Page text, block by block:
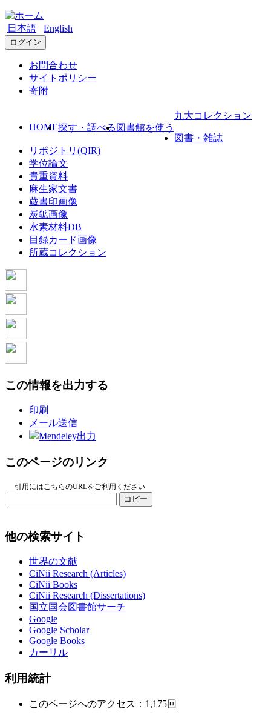
日本語 English
ログイン
お問合わせ
サイトポリシー
寄附
HOME探す・調べる 図書館を使う
九大コレクション
図書・雑誌
リポジトリ(QIR)
学位論文
貴重資料
麻生家文書
蔵書印画像
炭鉱画像
水素材料DB
目録カード画像
所蔵コレクション
この情報を出力する
印刷
メール送信
Mendeley出力
このページのリンク
引用にはこちらのURLをご利用ください
コピー
他の検索サイト
世界の文献
CiNii Research (Articles)
CiNii Books
CiNii Research (Dissertations)
国立国会図書館サーチ
Google
Google Scholar
Google Books
カーリル
利用統計
このページへのアクセス：1,175回